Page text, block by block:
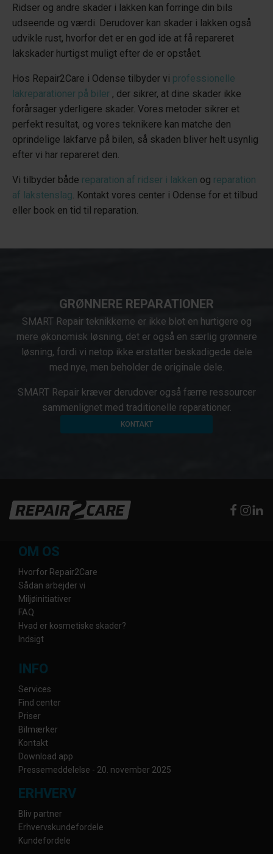
Ridser og andre skader i lakken kan forringe din bils
udseende og værdi. Derudover kan skader i lakken også
udvikle rust, hvorfor det er en god ide at få repareret
lakskader hurtigst muligt efter de er opstået.
Hos Repair2Care i Odense tilbyder vi professionelle
lakreparationer på biler , der sikrer, at dine skader ikke
forårsager yderligere skader. Vores metoder sikrer et
perfekt resultat, og vores teknikere kan matche den
oprindelige lakfarve på bilen, så skaden bliver helt usynlig
efter vi har repareret den.
Vi tilbyder både reparation af ridser i lakken og reparation
af lakstenslag. Kontakt vores center i Odense for et tilbud
eller book en tid til reparation.
GRØNNERE REPARATIONER
SMART Repair teknikkerne er ikke blot en hurtigere og
mere økonomisk løsning, det er også en særlig grønnere
løsning, fordi vi netop ikke erstatter beskadigede dele
med nye, men beholder de originale dele.
SMART Repair kræver derudover også færre ressourcer
sammenlignet med traditionelle reparationer.
KONTAKT
OM OS
Hvorfor Repair2Care
Sådan arbejder vi
Miljøinitiativer
FAQ
Hvad er kosmetiske skader?
Indsigt
INFO
Services
Find center
Priser
Bilmærker
Kontakt
Download app
Pressemeddelelse - 20. november 2025
ERHVERV
Bliv partner
Erhvervskundefordele
Kundefordele